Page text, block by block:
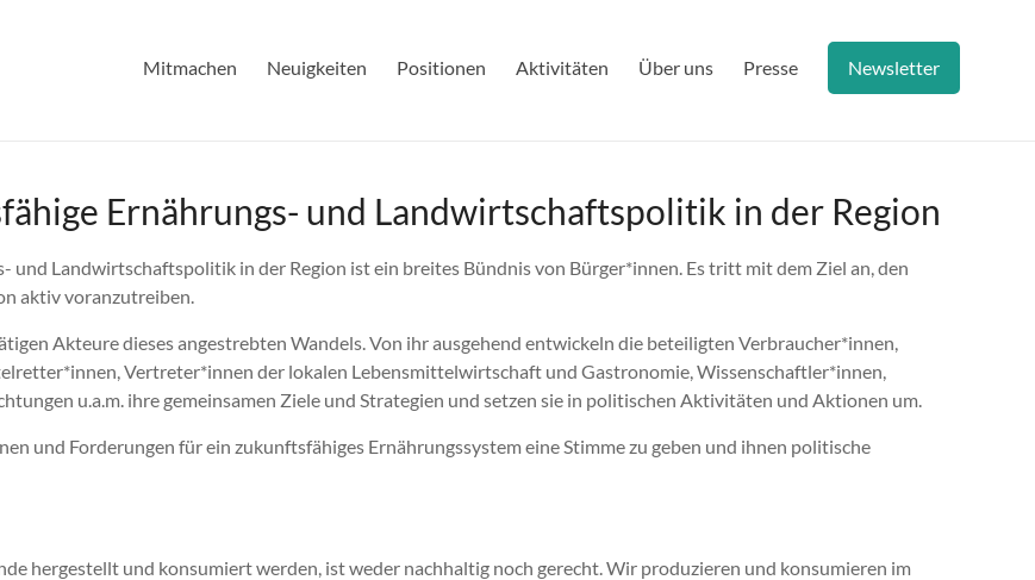
Mitmachen Neuigkeiten Positionen Aktivitäten Über uns Presse Newsletter
Ernährungs- und Landwirtschaftspolitik in der Region
Landwirtschaftspolitik in der Region ist ein breites Bündnis von Bürger*innen. Es tritt mit dem Ziel an, den
aktiv voranzutreiben.
Akteure dieses angestrebten Wandels. Von ihr ausgehend entwickeln die beteiligten Verbraucher*innen,
Vertreter*innen der lokalen Lebensmittelwirtschaft und Gastronomie, Wissenschaftler*innen,
u.a.m. ihre gemeinsamen Ziele und Strategien und setzen sie in politischen Aktivitäten und Aktionen um.
und Forderungen für ein zukunftsfähiges Ernährungssystem eine Stimme zu geben und ihnen politische
hergestellt und konsumiert werden, ist weder nachhaltig noch gerecht. Wir produzieren und konsumieren im